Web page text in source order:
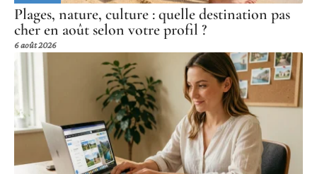
Plages, nature, culture : quelle destination pas
cher en août selon votre profil ?
6 août 2026